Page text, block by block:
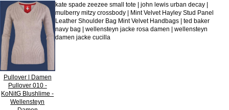
Pullover | Damen
Pullover 010 -
KoNitG Blushlime -
Wellensteyn
kate spade zeezee small tote | john lewis urban decay |
mulberry mitzy crossbody | Mint Velvet Hayley Stud Panel
Leather Shoulder Bag Mint Velvet Handbags | ted baker
navy bag | wellensteyn jacke rosa damen | wellensteyn
damen jacke cucilla